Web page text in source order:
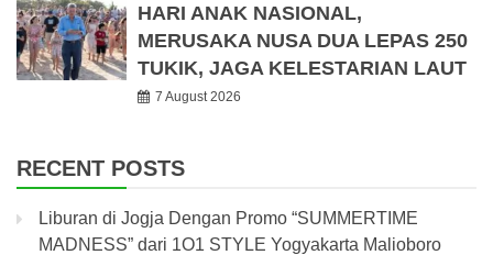
HARI ANAK NASIONAL,
MERUSAKA NUSA DUA LEPAS 250
TUKIK, JAGA KELESTARIAN LAUT
7 August 2026
RECENT POSTS
Liburan di Jogja Dengan Promo “SUMMERTIME
MADNESS” dari 1O1 STYLE Yogyakarta Malioboro